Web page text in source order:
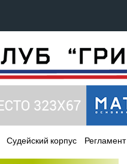
Судейский корпус Регламент